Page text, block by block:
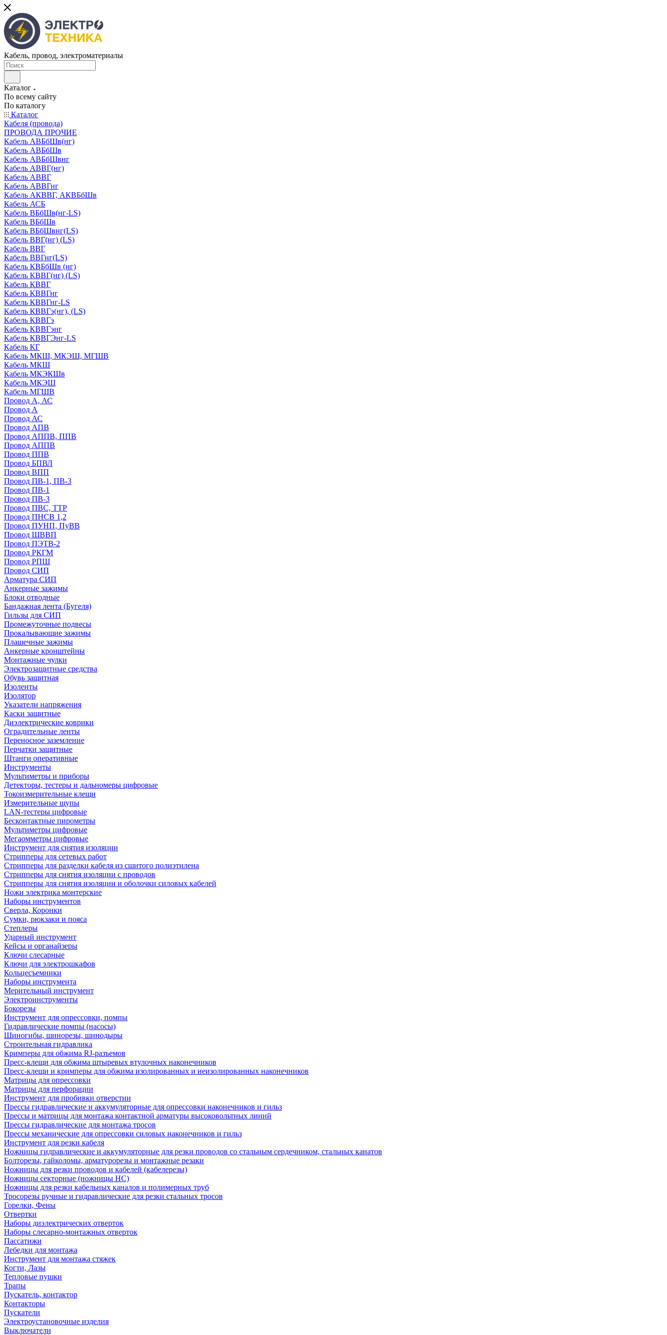
Кабель, провод, электроматериалы
Каталог
По всему сайту
По каталогу
Каталог
Кабеля (провода)
ПРОВОДА ПРОЧИЕ
Кабель АВБбШв(нг)
Кабель АВБбШв
Кабель АВБбШвнг
Кабель АВВГ(нг)
Кабель АВВГ
Кабель АВВГнг
Кабель АКВВГ, АКВБбШв
Кабель АСБ
Кабель ВБбШв(нг-LS)
Кабель ВБбШв
Кабель ВБбШвнг(LS)
Кабель ВВГ(нг) (LS)
Кабель ВВГ
Кабель ВВГнг(LS)
Кабель КВБбШв (нг)
Кабель КВВГ(нг) (LS)
Кабель КВВГ
Кабель КВВГнг
Кабель КВВГнг-LS
Кабель КВВГэ(нг), (LS)
Кабель КВВГэ
Кабель КВВГэнг
Кабель КВВГЭнг-LS
Кабель КГ
Кабель МКШ, МКЭШ, МГШВ
Кабель МКШ
Кабель МКЭКШв
Кабель МКЭШ
Кабель МГШВ
Провод А, АС
Провод А
Провод АС
Провод АПВ
Провод АППВ, ППВ
Провод АППВ
Провод ППВ
Провод БПВЛ
Провод ВПП
Провод ПВ-1, ПВ-3
Провод ПВ-1
Провод ПВ-3
Провод ПВС, ТТР
Провод ПНСВ 1,2
Провод ПУНП, ПуВВ
Провод ШВВП
Провод ПЭТВ-2
Провод РКГМ
Провод РПШ
Провод СИП
Арматура СИП
Анкерные зажимы
Блоки отводные
Бандажная лента (Бугеля)
Гильзы для СИП
Промежуточные подвесы
Прокалывающие зажимы
Плашечные зажимы
Анкерные кронштейны
Монтажные чулки
Электрозащитные средства
Обувь защитная
Изоленты
Изолятор
Указатели напряжения
Каски защитные
Диэлектрические коврики
Оградительные ленты
Переносное заземление
Перчатки защитные
Штанги оперативные
Инструменты
Мультиметры и приборы
Детекторы, тестеры и дальномеры цифровые
Токоизмерительные клещи
Измерительные щупы
LAN-тестеры цифровые
Бесконтактные пирометры
Мультиметры цифровые
Мегаомметры цифровые
Инструмент для снятия изоляции
Стрипперы для сетевых работ
Стрипперы для разделки кабеля из сшитого полиэтилена
Cтрипперы для снятия изоляции с проводов
Стрипперы для снятия изоляции и оболочки силовых кабелей
Ножи электрика монтерские
Наборы инструментов
Сверла, Коронки
Сумки, рюкзаки и пояса
Степлеры
Ударный инструмент
Кейсы и органайзеры
Ключи слесарные
Ключи для электрошкафов
Кольцесъемники
Наборы инструмента
Мерительный инструмент
Электроинструменты
Бокорезы
Инструмент для опрессовки, помпы
Гидравлические помпы (насосы)
Шиногибы, шинорезы, шинодыры
Строительная гидравлика
Кримперы для обжима RJ-разъемов
Пресс-клещи для обжима штыревых втулочных наконечников
Пресс-клещи и кримперы для обжима изолированных и неизолированных наконечников
Матрицы для опрессовки
Матрицы для перфорации
Инструмент для пробивки отверстии
Прессы гидравлические и аккумуляторные для опрессовки наконечников и гильз
Прессы и матрицы для монтажа контактной арматуры высоковольтных линий
Прессы гидравлические для монтажа тросов
Прессы механические для опрессовки силовых наконечников и гильз
Инструмент для резки кабеля
Ножницы гидравлические и аккумуляторные для резки проводов со стальным сердечником, стальных канатов
Болторезы, гайколомы, арматурорезы и монтажные резаки
Ножницы для резки проводов и кабелей (кабелерезы)
Ножницы секторные (ножницы НС)
Ножницы для резки кабельных каналов и полимерных труб
Тросорезы ручные и гидравлические для резки стальных тросов
Горелки, Фены
Отвертки
Наборы диэлектрических отверток
Наборы слесарно-монтажных отверток
Пассатижи
Лебедки для монтажа
Инструмент для монтажа стяжек
Когти, Лазы
Тепловые пушки
Трапы
Пускатель, контактор
Контакторы
Пускатели
Электроустановочные изделия
Выключатели